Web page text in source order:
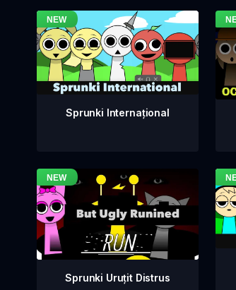
Sprunki Internațional
Sprunki Uruțit Distrus